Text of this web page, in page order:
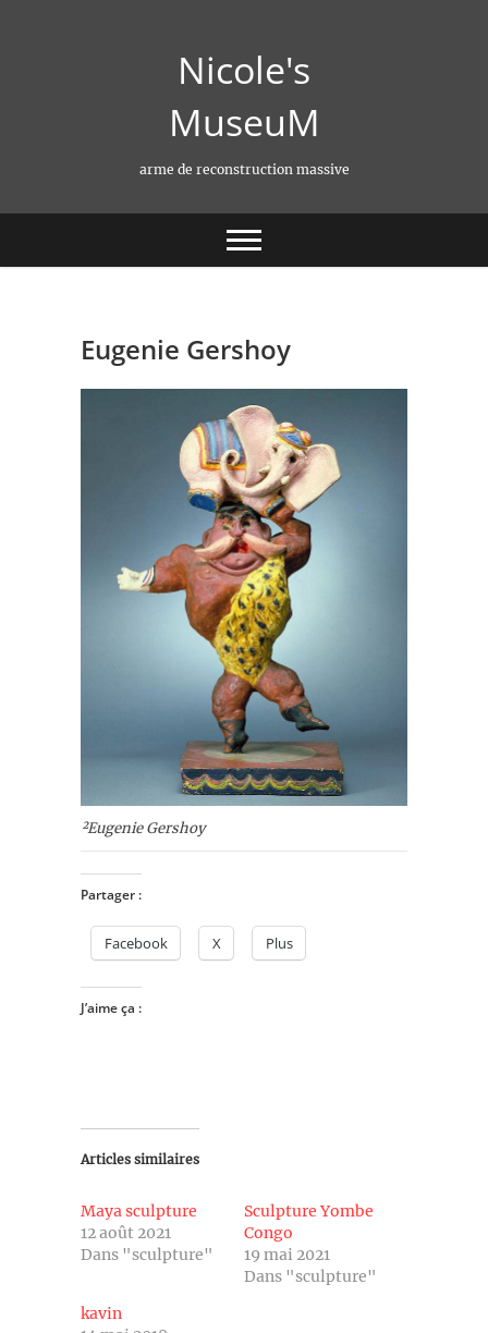
Nicole's
MuseuM
arme de reconstruction massive
Eugenie Gershoy
²Eugenie Gershoy
Partager :
Facebook X Plus
J’aime ça :
Articles similaires
Maya sculpture
12 août 2021
Dans "sculpture"
Sculpture Yombe
Congo
19 mai 2021
Dans "sculpture"
kavin